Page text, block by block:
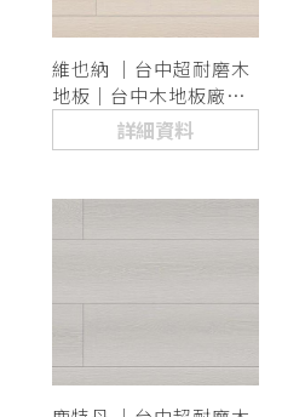
維也納 ｜台中超耐磨木
地板｜台中木地板廠商
詳細資料